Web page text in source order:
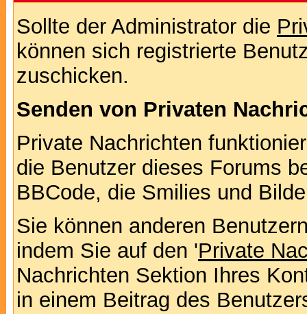
Sollte der Administrator die
können sich registrierte
zuschicken.
Senden von Privaten
Private Nachrichten
die Benutzer dieses Forums
BBCode, die Smilies und
Sie können anderen
indem Sie auf den 'Private
Nachrichten Sektion Ihres
in einem Beitrag des